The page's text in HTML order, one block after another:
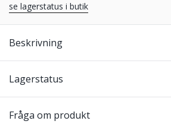
se lagerstatus i butik
Beskrivning
Lagerstatus
Fråga om produkt